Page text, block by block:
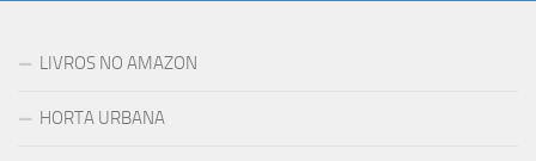
LIVROS NO AMAZON
HORTA URBANA